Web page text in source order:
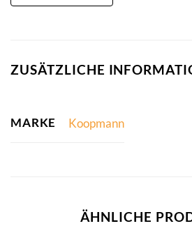
ZUSÄTZLICHE
MARKE Koopmann
ÄHNLICHE